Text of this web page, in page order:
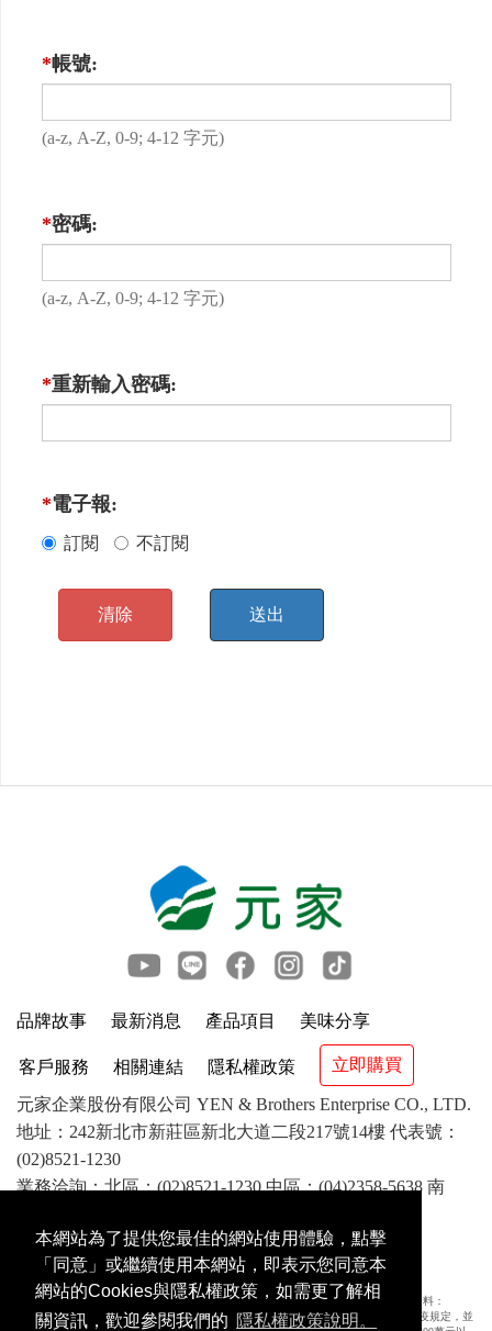
本網站為了提供您最佳的網站使用體驗，點擊
「同意」或繼續使用本網站，即表示您同意本
網站的Cookies與隱私權政策，如需更了解相
關資訊，歡迎參閱我們的 隱私權政策說明。
*帳號:
(a-z, A-Z, 0-9; 4-12 字元)
*密碼:
(a-z, A-Z, 0-9; 4-12 字元)
*重新輸入密碼:
*電子報:
訂閱 不訂閱
品牌故事 最新消息 產品項目 美味分享
客戶服務 相關連結 隱私權政策 立即購買
元家企業股份有限公司 YEN & Brothers Enterprise CO., LTD.
地址：242新北市新莊區新北大道二段217號14樓 代表號：
(02)8521-1230
業務洽詢：北區：(02)8521-1230 中區：(04)2358-5638 南
©2018 YEN & Brothers Enterprise CO.,LTD. All rights
reserved. 版權所有 翻版必究
農委會「網際網路內容涉及境外應施檢疫物販賣至國內或輸入時應採取措施」公告資料：
(一)為防治動物傳染病，境外動物或動物產品等應施檢疫物輸入我國，應符合動物檢疫規定，並